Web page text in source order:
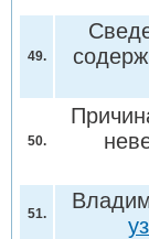
49.
50.
51.